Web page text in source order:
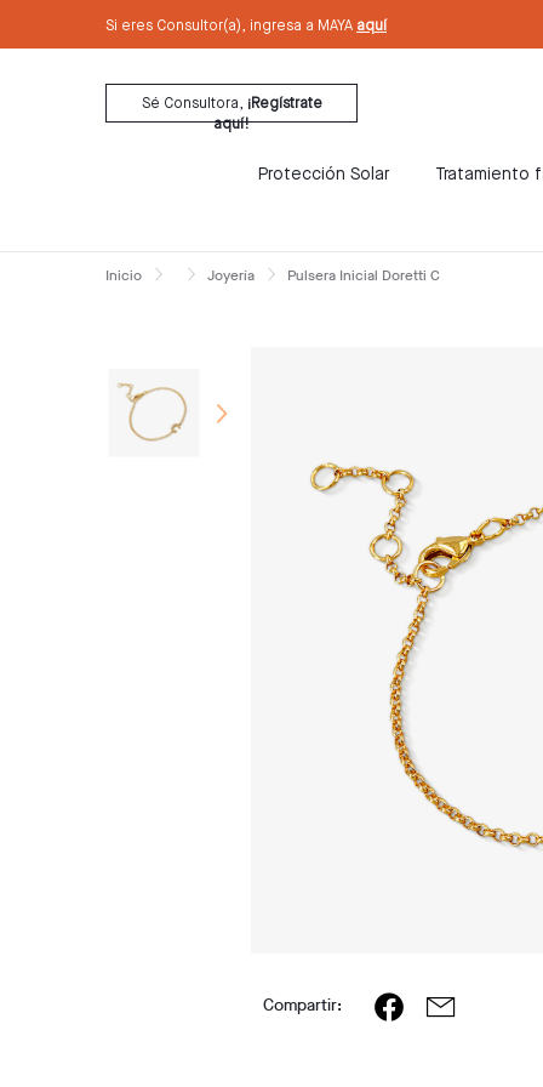
Si eres Consultor(a), ingresa a MAYA aquí
Sé Consultora, ¡Regístrate
aquí!
Protección Solar Tratamiento
Inicio Joyería Pulsera Inicial Doretti C
Compartir: